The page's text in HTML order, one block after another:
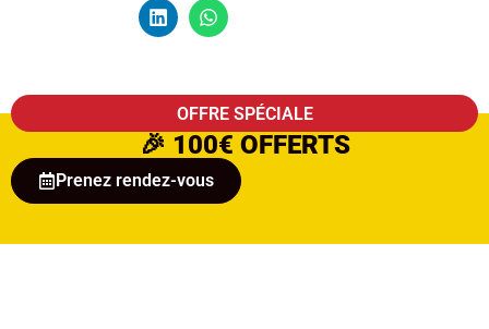
OFFRE SPÉCIALE
🎉 100€ OFFERTS
Prenez rendez-vous